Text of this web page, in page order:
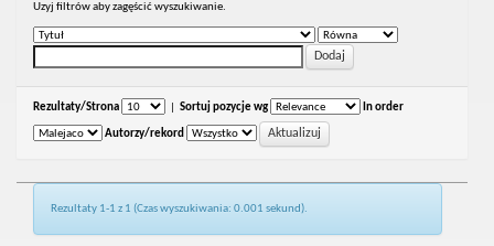
Uzyj filtrów aby zagęścić wyszukiwanie.
Rezultaty/Strona Sortuj pozycje wg In order
Autorzy/rekord
Rezultaty 1-1 z 1 (Czas wyszukiwania: 0.001 sekund).